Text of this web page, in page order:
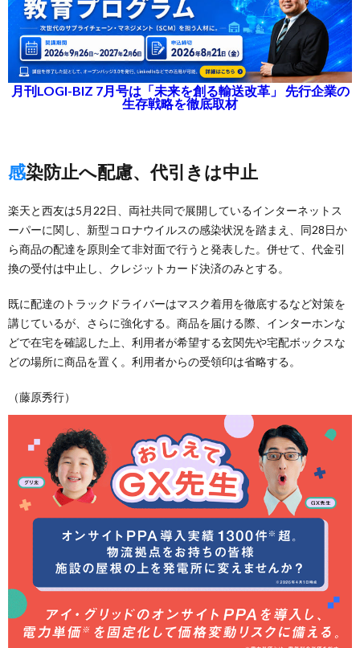
月刊LOGI-BIZ 7月号は「未来を創る輸送改革」 先行企業の
生存戦略を徹底取材
感染防止へ配慮、代引きは中止
楽天と西友は5月22日、両社共同で展開しているインターネットス
ーパーに関し、新型コロナウイルスの感染状況を踏まえ、同28日か
ら商品の配達を原則全て非対面で行うと発表した。併せて、代金引
換の受付は中止し、クレジットカード決済のみとする。
既に配達のトラックドライバーはマスク着用を徹底するなど対策を
講じているが、さらに強化する。商品を届ける際、インターホンな
どで在宅を確認した上、利用者が希望する玄関先や宅配ボックスな
どの場所に商品を置く。利用者からの受領印は省略する。
（藤原秀行）